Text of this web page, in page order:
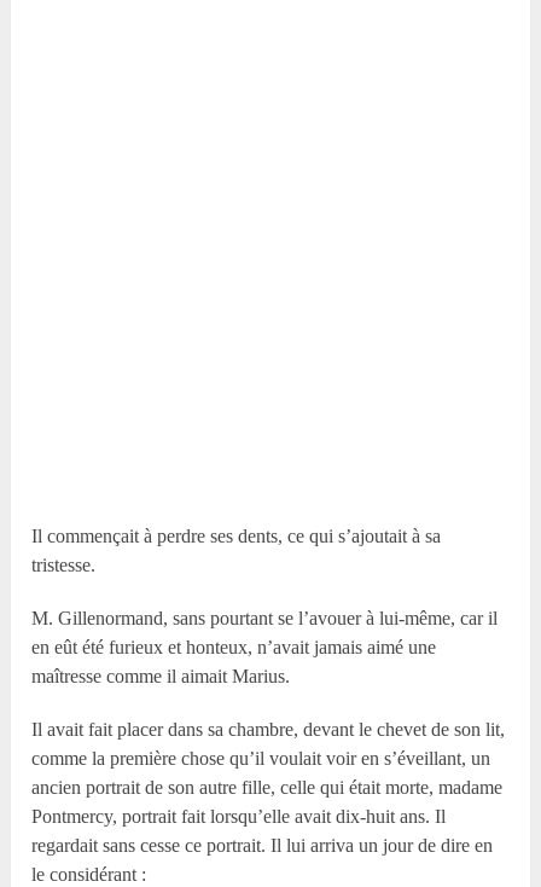
Il commençait à perdre ses dents, ce qui s’ajoutait à sa
tristesse.
M. Gillenormand, sans pourtant se l’avouer à lui-même, car il
en eût été furieux et honteux, n’avait jamais aimé une
maîtresse comme il aimait Marius.
Il avait fait placer dans sa chambre, devant le chevet de son lit,
comme la première chose qu’il voulait voir en s’éveillant, un
ancien portrait de son autre fille, celle qui était morte, madame
Pontmercy, portrait fait lorsqu’elle avait dix-huit ans. Il
regardait sans cesse ce portrait. Il lui arriva un jour de dire en
le considérant :